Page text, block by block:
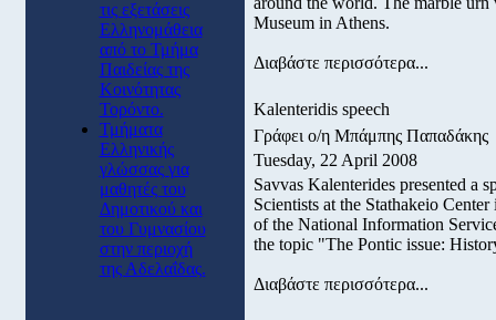
τις εξετάσεις
Ελληνομάθεια
από το Τμήμα
Παιδείας της
Κοινότητας
Τορόντο.
Τμήματα
Ελληνικής
γλώσσας για
μαθητές του
Δημοτικού και
του Γυμνασίου
στην περιοχή
της Αδελαΐδας.
Museum in Athens.
Διαβάστε περισσότερα...
Kalenteridis speech
Γράφει ο/η Μπάμπης Παπαδάκης
Tuesday, 22 April 2008
Savvas Kalenterides presented a
Scientists at the Stathakeio
of the National Information
the topic "The Pontic issue:
Διαβάστε περισσότερα...